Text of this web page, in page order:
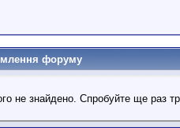
форуму
не знайдено. Спробуйте ще раз